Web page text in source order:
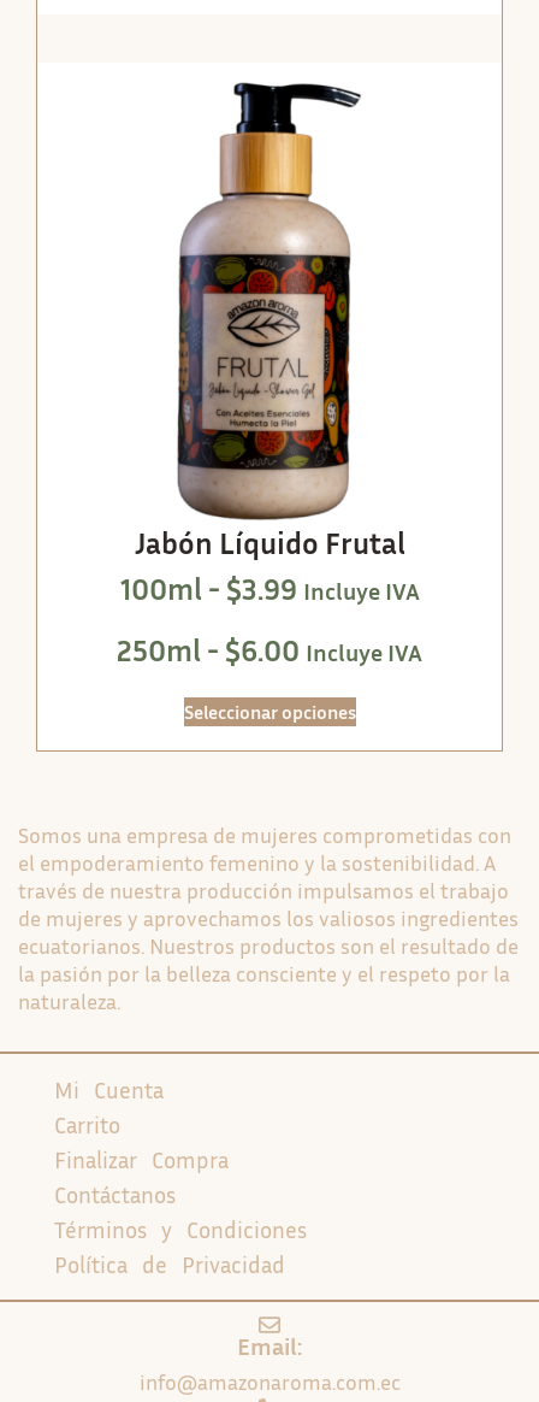
Jabón Líquido Frutal
100ml - $3.99 Incluye IVA
250ml - $6.00 Incluye IVA
Seleccionar opciones
Somos una empresa de mujeres comprometidas con
el empoderamiento femenino y la sostenibilidad. A
través de nuestra producción impulsamos el trabajo
de mujeres y aprovechamos los valiosos ingredientes
ecuatorianos. Nuestros productos son el resultado de
la pasión por la belleza consciente y el respeto por la
naturaleza.
Mi Cuenta
Carrito
Finalizar Compra
Contáctanos
Términos y Condiciones
Política de Privacidad
Email:
info@amazonaroma.com.ec